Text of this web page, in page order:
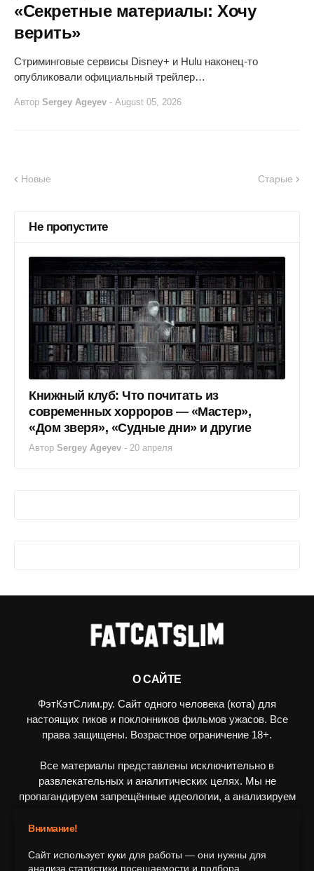
«Секретные материалы: Хочу
верить»
Стриминговые сервисы Disney+ и Hulu наконец-то
опубликовали официальный трейлер…
Автор Sergey Ageyev - August 05, 2026
Новые Старые
Не пропустите
Книжный клуб: Что почитать из
современных хорроров — «Мастер»,
«Дом зверя», «Судные дни» и другие
Автор Sergey Ageyev - 20 апреля
О САЙТЕ
ФэтКэтСлим.ру. Сайт одного человека (кота) для
настоящих гиков и поклонников фильмов ужасов. Все
права защищены. Возрастное ограничение 18+.
Все материалы представлены исключительно в
развлекательных и аналитических целях. Мы не
пропагандируем запрещённые идеологии, а анализируем
ПОДПИШИТЕСЬ НА НАС
Внимание!
Сайт использует куки для работы — они нужны для
анализа статистики посещаемости и подбора